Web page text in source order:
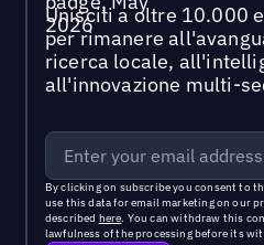
Unisciti a oltre 10.000
per rimanere
ricerca locale,
all'innovazione multi-
By clicking on subscribe you consent to
use this data for email marketing on our
described here. You can withdraw this
lawfulness of the processing before its